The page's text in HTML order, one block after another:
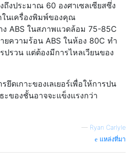
งประมาณ 60 องศาเซลเซียสซึ่ง
ในเครื่องพิมพ์ของคุณ
ABS ในสภาพแวดล้อม 75-85C
ยความร้อน ABS ในห้อง 80C ทำ
รวน แต่ต้องมีการไหลเวียนของ
เกาะของเลเยอร์เพื่อให้การปน
ของชั้นอาจจะแข็งแรงกว่า
— Ryan Carlyle
แหล่งที่มา